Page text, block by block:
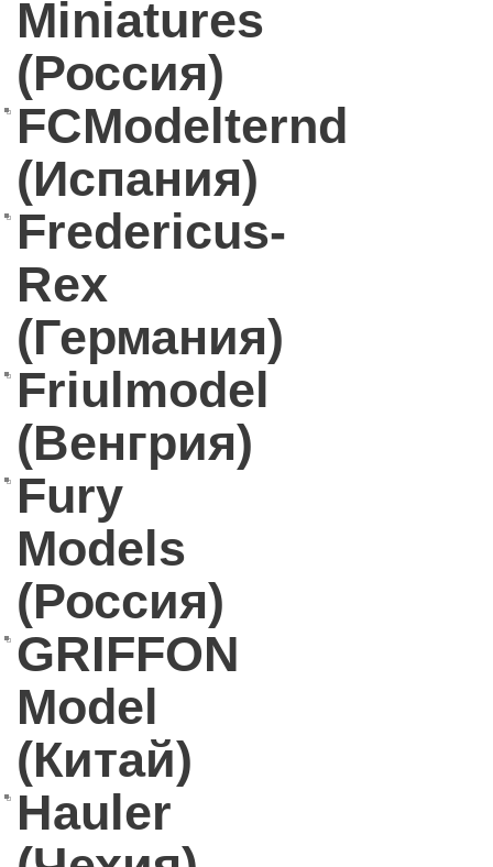
Miniatures
(Россия)
FCModelternd
(Испания)
Fredericus-
Rex
(Германия)
Friulmodel
(Венгрия)
Fury
Models
(Россия)
GRIFFON
Model
(Китай)
Hauler